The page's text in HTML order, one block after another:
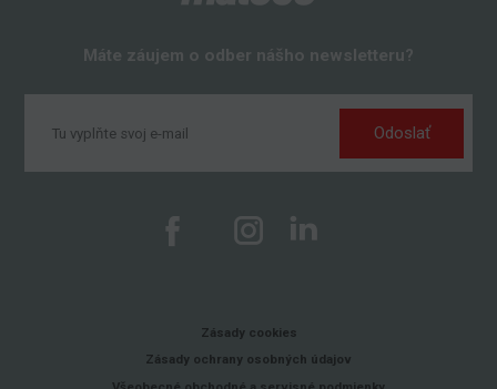
Máte záujem o odber nášho newsletteru?
Odoslať
Zásady cookies
Zásady ochrany osobných údajov